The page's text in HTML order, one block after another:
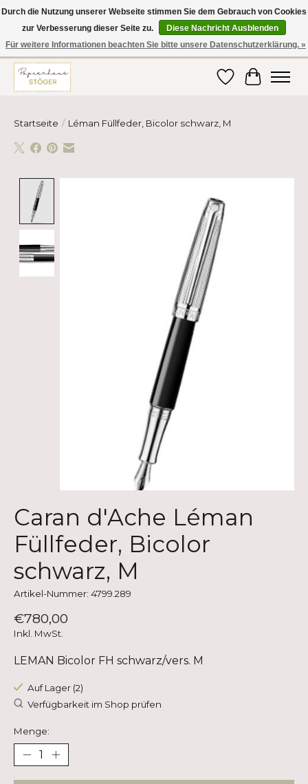
Hier finden Sie hochwertige Produkte im Bereich Schule, Büro, Papier,
Schreiben und vieles mehr! Erhalten Sie Ihre Bestellung bequem nach
Hause oder ins Büro geliefert!
Wunschzettel
Ihr
Startseite / Léman Füllfeder, Bicolor schwarz, M
Caran d'Ache Léman
Füllfeder, Bicolor
schwarz, M
Artikel-Nummer: 4799.289
€780,00
Inkl. MwSt.
LEMAN Bicolor FH schwarz/vers. M
Auf Lager (2)
Verfügbarkeit im Shop prüfen
Menge:
Durch die Nutzung unserer Webseite stimmen Sie dem Gebrauch von Cookies
zur Verbesserung dieser Seite zu.
Diese Nachricht Ausblenden
Für weitere Informationen beachten Sie bitte unsere Datenschutzerklärung. »